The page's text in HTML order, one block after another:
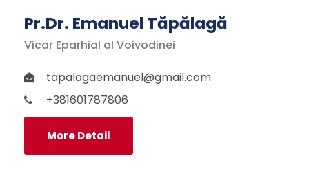
Pr.Dr. Emanuel Tăpălagă
Vicar Eparhial al Voivodinei
tapalagaemanuel@gmail.com
+381601787806
More Detail